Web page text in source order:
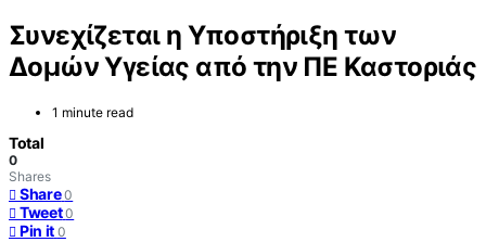
Συνεχίζεται η Υποστήριξη των
Δομών Υγείας από την ΠΕ Καστοριάς
1 minute read
Total
0
Shares
Share 0
Tweet 0
Pin it 0